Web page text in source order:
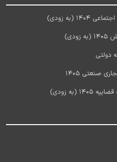
(به زودی)
دولتی
صنعتی 1405
(به زودی)